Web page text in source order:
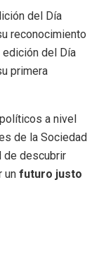
del Día
reconocimiento
edición del Día
primera
a nivel
de la Sociedad
de descubrir
un futuro justo